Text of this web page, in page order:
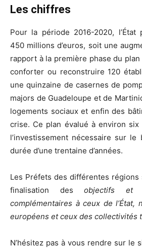
Les chiffres
Pour la période 2016-2020,
450 millions d’euros, soit une
rapport à la première phase du
conforter ou reconstruire 120
une quinzaine de casernes de
majors de Guadeloupe et de
logements sociaux et enfin des
crise. Ce plan évalué à environ six
l’investissement nécessaire sur
durée d’une trentaine d’années.
Les Préfets des différentes
finalisation des objectifs et
complémentaires à ceux de l’État,
européens et ceux des collectivités
N’hésitez pas à vous rendre sur le